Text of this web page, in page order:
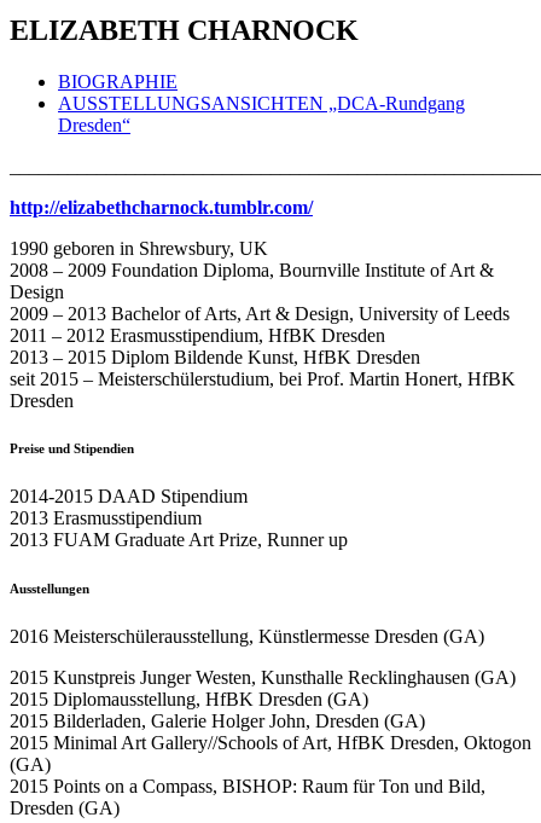
ELIZABETH CHARNOCK
BIOGRAPHIE
AUSSTELLUNGSANSICHTEN „DCA-Rundgang
Dresden“
http://elizabethcharnock.tumblr.com/
1990 geboren in Shrewsbury, UK
2008 – 2009 Foundation Diploma, Bournville Institute of Art &
Design
2009 – 2013 Bachelor of Arts, Art & Design, University of Leeds
2011 – 2012 Erasmusstipendium, HfBK Dresden
2013 – 2015 Diplom Bildende Kunst, HfBK Dresden
seit 2015 – Meisterschülerstudium, bei Prof. Martin Honert, HfBK
Dresden
Preise und Stipendien
2014-2015 DAAD Stipendium
2013 Erasmusstipendium
2013 FUAM Graduate Art Prize, Runner up
Ausstellungen
2016 Meisterschülerausstellung, Künstlermesse Dresden (GA)
2015 Kunstpreis Junger Westen, Kunsthalle Recklinghausen (GA)
2015 Diplomausstellung, HfBK Dresden (GA)
2015 Bilderladen, Galerie Holger John, Dresden (GA)
2015 Minimal Art Gallery//Schools of Art, HfBK Dresden, Oktogon
(GA)
2015 Points on a Compass, BISHOP: Raum für Ton und Bild,
Dresden (GA)